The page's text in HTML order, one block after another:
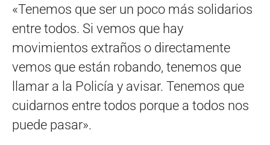
«Tenemos que ser un poco más solidarios
entre todos. Si vemos que hay
movimientos extraños o directamente
vemos que están robando, tenemos que
llamar a la Policía y avisar. Tenemos que
cuidarnos entre todos porque a todos nos
puede pasar».